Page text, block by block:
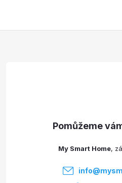
My Smart Home
info@